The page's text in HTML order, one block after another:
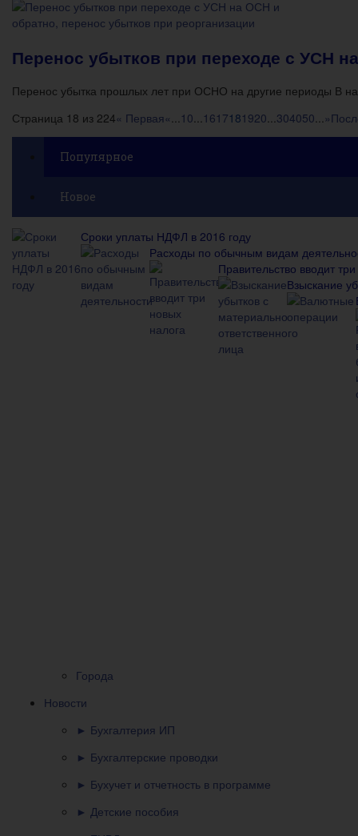
Перенос убытков при переходе с УСН
Перенос убытка прошлых лет при ОСНО на другие периоды В
Страница 18 из 224« Первая« 10 1617181920 304050 »
Популярное
Новое
Сроки уплаты НДФЛ в 2016 году
Расходы по обычным видам
Правительство вводит
Взыскание
Города
Новости
► Бухгалтерия ИП
► Бухгалтерские проводки
► Бухучет и отчетность в программе
► Детские пособия